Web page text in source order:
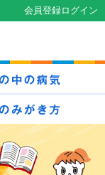
会員登録ログイン